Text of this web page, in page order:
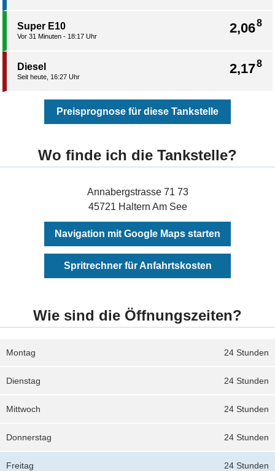
2,068
Super E10
Vor 31 Minuten - 18:17 Uhr
2,178
Diesel
Seit heute, 16:27 Uhr
Preisprognose für diese Tankstelle
Wo finde ich die Tankstelle?
Annabergstrasse 71 73
45721 Haltern Am See
Navigation mit Google Maps starten
Spritrechner für Anfahrtskosten
Wie sind die Öffnungszeiten?
24 Stunden
Montag
24 Stunden
Dienstag
24 Stunden
Mittwoch
24 Stunden
Donnerstag
24 Stunden
Freitag